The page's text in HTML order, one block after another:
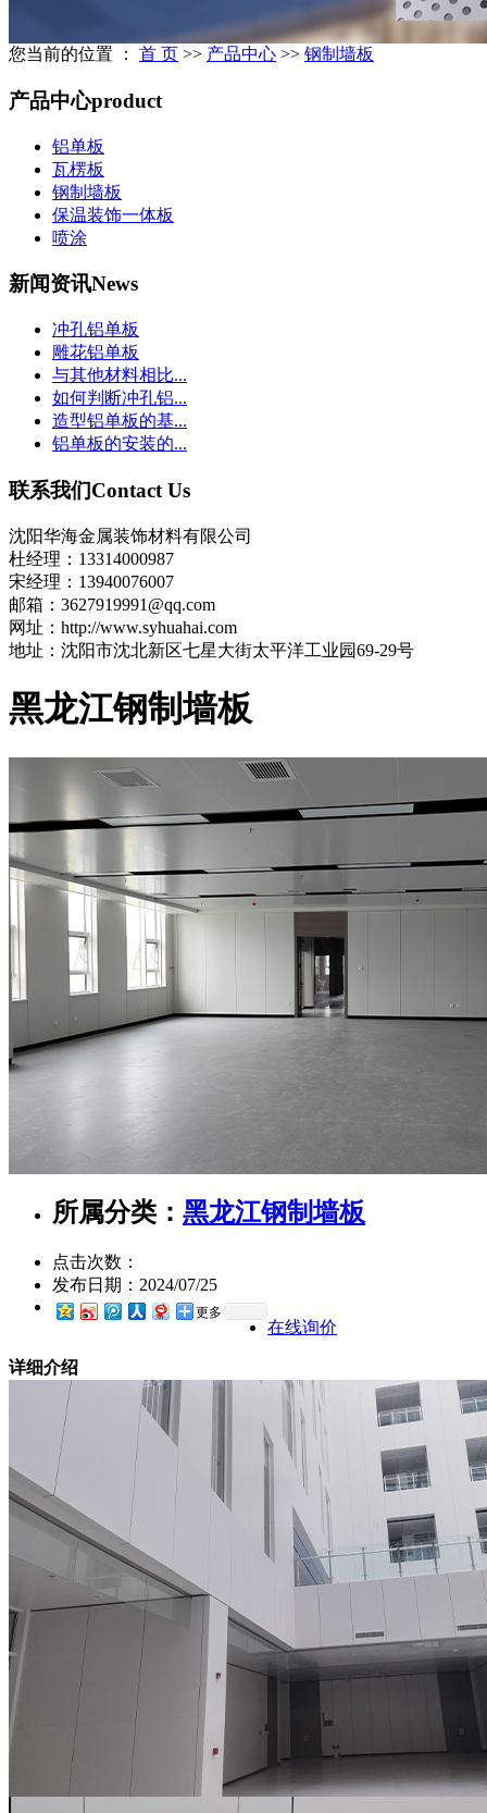
您当前的位置 ： 首 页 >> 产品中心 >> 钢制墙板
产品中心product
铝单板
瓦楞板
钢制墙板
保温装饰一体板
喷涂
新闻资讯News
冲孔铝单板
雕花铝单板
与其他材料相比...
如何判断冲孔铝...
造型铝单板的基...
铝单板的安装的...
联系我们Contact Us
沈阳华海金属装饰材料有限公司
杜经理：13314000987
宋经理：13940076007
邮箱：3627919991@qq.com
网址：http://www.syhuahai.com
地址：沈阳市沈北新区七星大街太平洋工业园69-29号
黑龙江钢制墙板
所属分类： 黑龙江钢制墙板
点击次数：
发布日期： 2024/07/25
更多
在线询价
详细介绍